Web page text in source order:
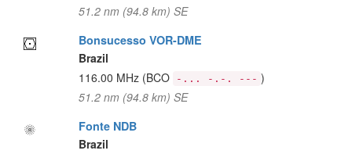
51.2 nm (94.8 km) SE
Bonsucesso VOR-DME
Brazil
116.00 MHz (BCO -... -.-. --- )
51.2 nm (94.8 km) SE
Fonte NDB
Brazil